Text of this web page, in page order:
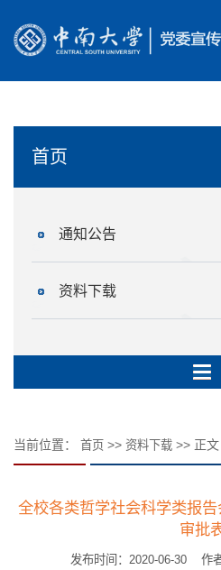
首页
通知公告
资料下载
当前位置： 首页 >> 资料下载 >> 正文
全校各类哲学社会科学类报
审批
发布时间：2020-06-30 作